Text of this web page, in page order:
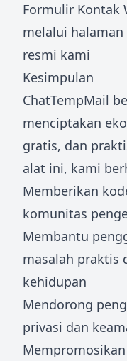
Formulir Kontak
melalui
resmi kami
Kesimpulan
ChatTempMail
menciptakan
gratis, dan
alat ini, kami
Memberikan
komunitas
Membantu
masalah praktis
kehidupan
Mendorong
privasi dan